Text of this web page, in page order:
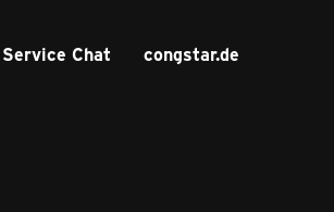
Service Chat congstar.de